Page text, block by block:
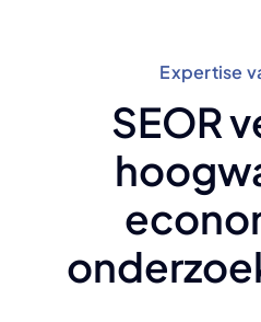
Expertise
SEOR